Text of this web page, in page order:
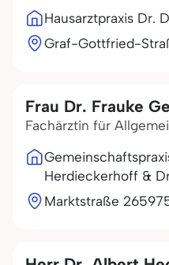
Hausarztpraxis Dr.
Graf-Gottfried-
Frau Dr. Frauke
Fachärztin für
Herdieckerhoff &
Marktstraße 26